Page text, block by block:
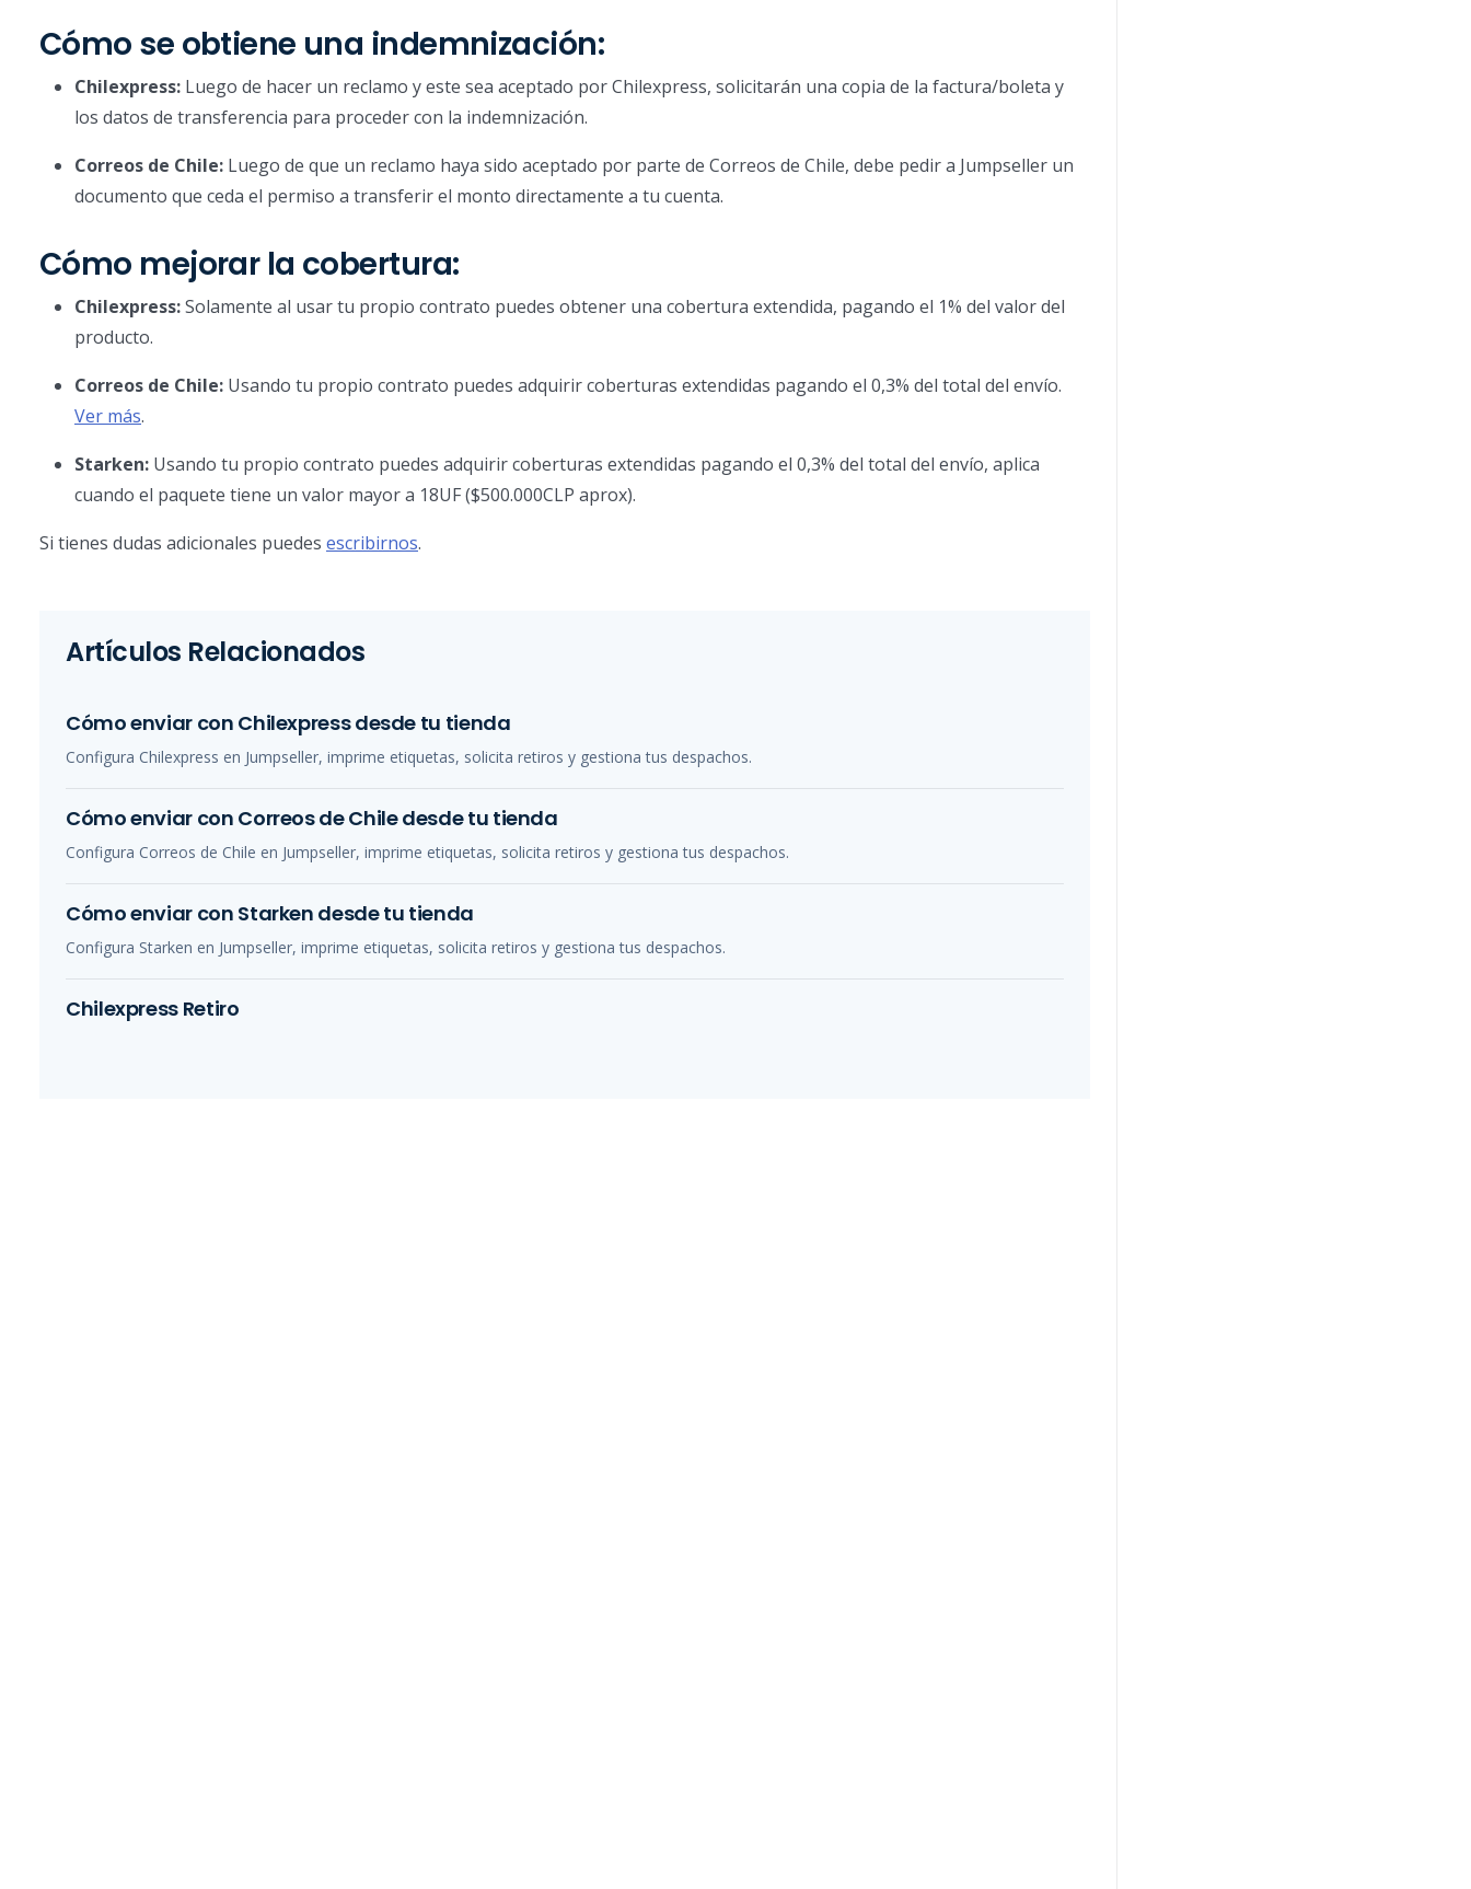
Cómo se obtiene una indemnización:
Chilexpress: Luego de hacer un reclamo y este sea aceptado por Chilexpress, solicitarán una copia de la factura/boleta y
los datos de transferencia para proceder con la indemnización.
Correos de Chile: Luego de que un reclamo haya sido aceptado por parte de Correos de Chile, debe pedir a Jumpseller un
documento que ceda el permiso a transferir el monto directamente a tu cuenta.
Cómo mejorar la cobertura:
Chilexpress:Solamente al usar tu propio contrato puedes obtener una cobertura extendida, pagando el 1% del valor del
producto.
Correos de Chile: Usando tu propio contrato puedes adquirir coberturas extendidas pagando el 0,3% del total del envío.
Ver más.
Starken: Usando tu propio contrato puedes adquirir coberturas extendidas pagando el 0,3% del total del envío, aplica
cuando el paquete tiene un valor mayor a 18UF ($500.000CLP aprox).
Si tienes dudas adicionales puedes escribirnos.
Artículos Relacionados
Cómo enviar con Chilexpress desde tu tienda
Configura Chilexpress en Jumpseller, imprime etiquetas, solicita retiros y gestiona tus despachos.
Cómo enviar con Correos de Chile desde tu tienda
Configura Correos de Chile en Jumpseller, imprime etiquetas, solicita retiros y gestiona tus despachos.
Cómo enviar con Starken desde tu tienda
Configura Starken en Jumpseller, imprime etiquetas, solicita retiros y gestiona tus despachos.
Chilexpress Retiro